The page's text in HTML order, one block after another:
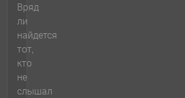
Вряд
ли
найдется
тот,
кто
не
слышал